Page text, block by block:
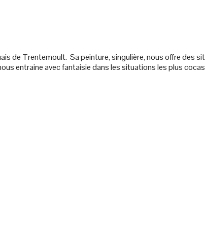
de Trentemoult. Sa peinture, singulière, nous offre des
entraine avec fantaisie dans les situations les plus